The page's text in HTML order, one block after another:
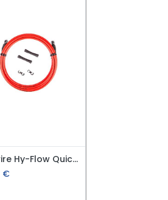
Jagwire Hy-Flow Quick-Fit Bremsschläuche
€